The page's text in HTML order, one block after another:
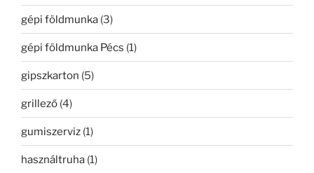
gépi földmunka (3)
gépi földmunka Pécs (1)
gipszkarton (5)
grillező (4)
gumiszerviz (1)
használtruha (1)